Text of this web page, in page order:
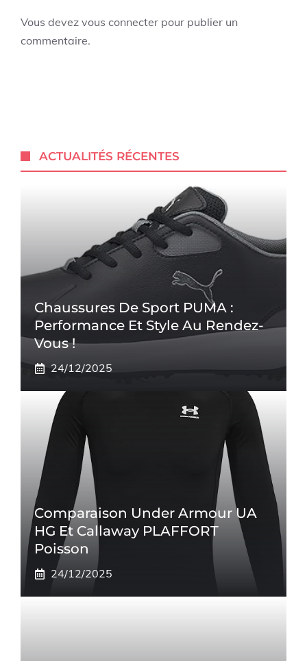
Vous devez vous connecter pour publier un
commentaire.
ACTUALITÉS RÉCENTES
Chaussures De Sport PUMA :
Performance Et Style Au Rendez-
Vous !
24/12/2025
Comparaison Under Armour UA
HG Et Callaway PLAFFORT
Poisson
24/12/2025